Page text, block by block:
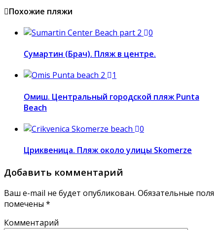
Похожие пляжи
0
Сумартин (Брач). Пляж в центре.
1
Омиш. Центральный городской пляж Punta
Beach
0
Цриквеница. Пляж около улицы Skomerze
Добавить комментарий
Ваш e-mail не будет опубликован. Обязательные поля
помечены *
Комментарий